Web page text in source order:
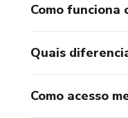
Como funciona
Quais
Como acesso